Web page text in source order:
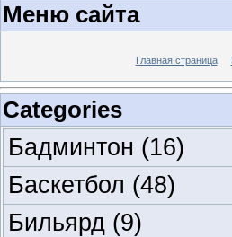
Меню сайта
Главная страница
Categories
Бадминтон (16)
Баскетбол (48)
Бильярд (9)